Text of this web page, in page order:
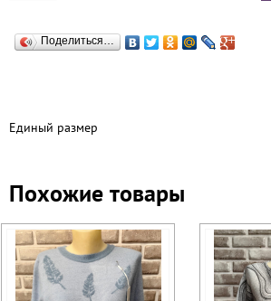
Поделиться…
Единый размер
Похожие товары